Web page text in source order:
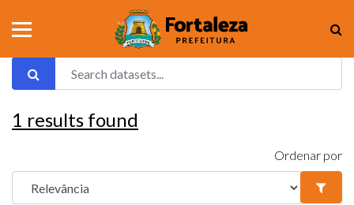
1 results found
Ordenar por